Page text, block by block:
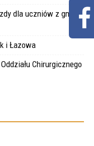
dla uczniów z gminy
i Łazowa
Chirurgicznego